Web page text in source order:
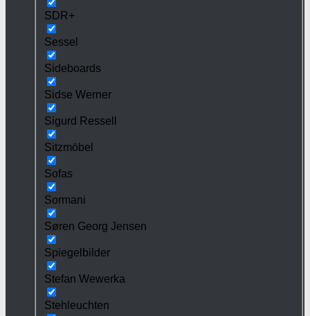
SDR+
Sessel
Sideboards
Sidse Werner
Sigurd Ressell
Sitzmöbel
Sofas
Sormani
Søren Georg Jensen
Spiegelbilder
Stefan Wewerka
Stehleuchten